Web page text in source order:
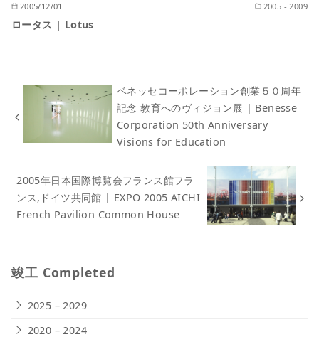
2005/12/01 2005 - 2009
ロータス | Lotus
ベネッセコーポレーション創業５０周年
記念 教育へのヴィジョン展 | Benesse
Corporation 50th Anniversary
Visions for Education
2005年日本国際博覧会フランス館フラ
ンス,ドイツ共同館 | EXPO 2005 AICHI
French Pavilion Common House
竣工 Completed
2025 – 2029
2020 – 2024